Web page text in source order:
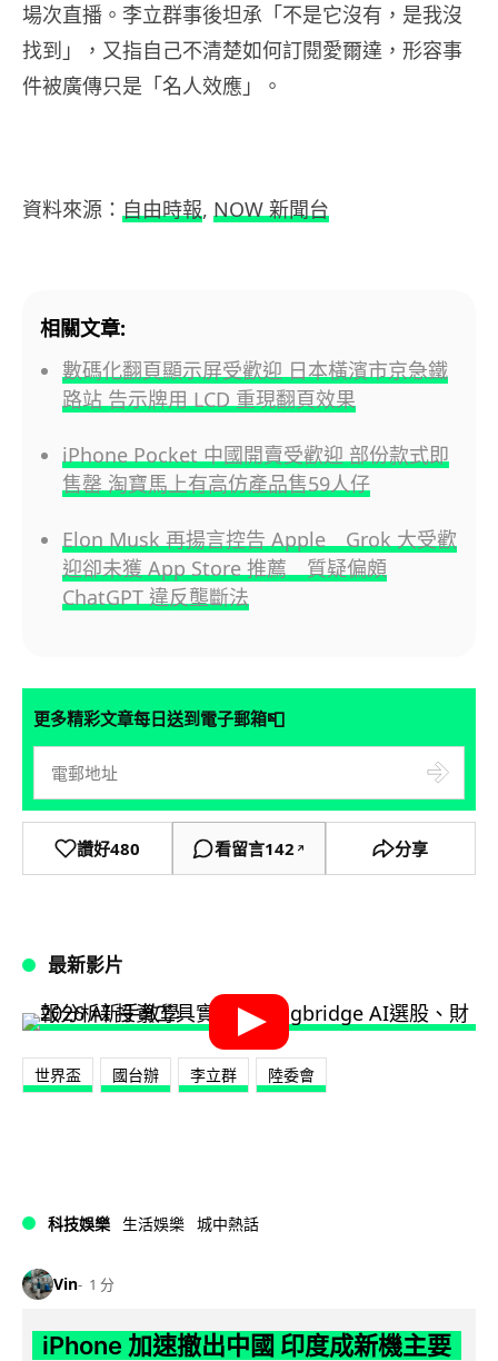
場次直播。李立群事後坦承「不是它沒有，是我沒
找到」，又指自己不清楚如何訂閱愛爾達，形容事
件被廣傳只是「名人效應」。
資料來源： 自由時報, NOW 新聞台
相關文章:
數碼化翻頁顯示屏受歡迎 日本橫濱市京急鐵
路站 告示牌用 LCD 重現翻頁效果
iPhone Pocket 中國開賣受歡迎 部份款式即
售罄 淘寶馬上有高仿產品售59人仔
Elon Musk 再揚言控告 Apple Grok 大受歡
迎卻未獲 App Store 推薦 質疑偏頗
ChatGPT 違反壟斷法
更多精彩文章每日送到電子郵箱📮
讚好480 看留言142 ↗ 分享
最新影片
世界盃 國台辦 李立群 陸委會
科技娛樂 生活娛樂 城中熱話
Vin 1 分
iPhone 加速撤出中國 印度成新機主要